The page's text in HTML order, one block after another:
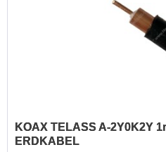
KOAX TELASS A-2Y0K2Y
ERDKABEL